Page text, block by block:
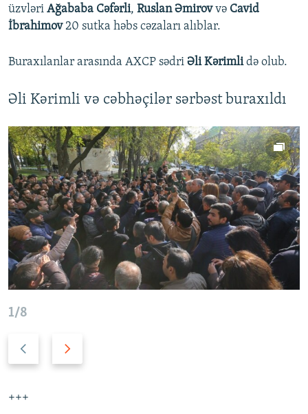
üzvləri Ağababa Cəfərli, Ruslan Əmirovvə Cavid
İbrahimov20 sutka həbs cəzaları alıblar.
Buraxılanlar arasında AXCP sədri Əli Kərimlidə olub.
Əli Kərimli və cəbhəçilər sərbəst buraxıldı
1/8
ə
+++